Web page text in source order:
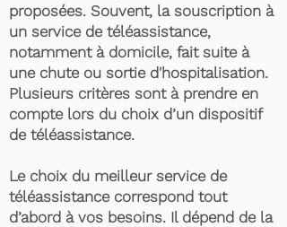
proposées. Souvent, la souscription à
un service de téléassistance,
notamment à domicile, fait suite à
une chute ou sortie d'hospitalisation.
Plusieurs critères sont à prendre en
compte lors du choix d’un dispositif
de téléassistance.
Le choix du meilleur service de
téléassistance correspond tout
d’abord à vos besoins. Il dépend de la